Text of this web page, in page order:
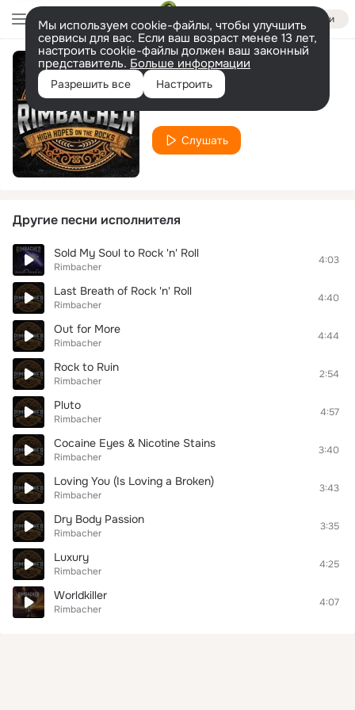
Войти
Мы используем cookie-файлы, чтобы улучшить
сервисы для вас. Если ваш возраст менее 13 лет,
настроить cookie-файлы должен ваш законный
представитель. Больше информации
Разрешить все Настроить
Chasing Ghosts
Слушать
Другие песни исполнителя
Sold My Soul to Rock 'n' Roll
Rimbacher
4:03
Last Breath of Rock 'n' Roll
Rimbacher
4:40
Out for More
Rimbacher
4:44
Rock to Ruin
Rimbacher
2:54
Pluto
Rimbacher
4:57
Cocaine Eyes & Nicotine Stains
Rimbacher
3:40
Loving You (Is Loving a Broken)
Rimbacher
3:43
Dry Body Passion
Rimbacher
3:35
Luxury
Rimbacher
4:25
Worldkiller
Rimbacher
4:07